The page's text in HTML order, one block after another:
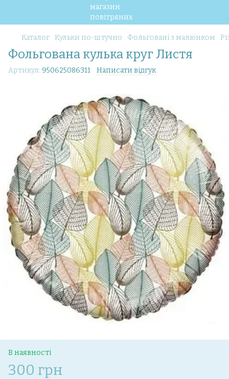
Каталог Кульки по-штучно Фольговані з малюнком
Фольгована кулька круг Листя
Артикул: 950625086311 Написати відгук
В наявності
300 грн